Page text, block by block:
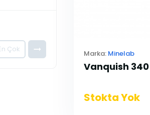
Marka: Minelab
Vanquish
Stokta Yok